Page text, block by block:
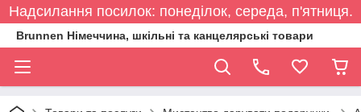
Надсилання посилок: понеділок, середа, п'ятниця.
Brunnen Німеччина, шкільні та канцелярські товари